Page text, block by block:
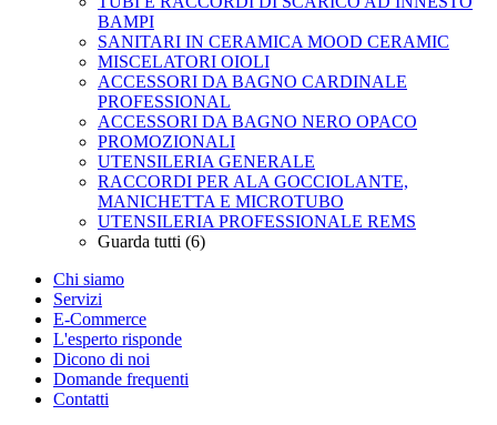
BAMPI
SANITARI IN CERAMICA MOOD CERAMIC
MISCELATORI OIOLI
ACCESSORI DA BAGNO CARDINALE
PROFESSIONAL
ACCESSORI DA BAGNO NERO OPACO
PROMOZIONALI
UTENSILERIA GENERALE
RACCORDI PER ALA GOCCIOLANTE,
MANICHETTA E MICROTUBO
UTENSILERIA PROFESSIONALE REMS
Guarda tutti (6)
Chi siamo
Servizi
E-Commerce
L'esperto risponde
Dicono di noi
Domande frequenti
Contatti